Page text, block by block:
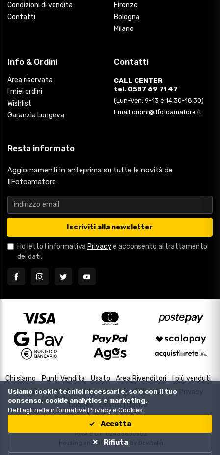
Condizioni di vendita
Contatti
Firenze
Bologna
Milano
Info & Ordini
Area riservata
I miei ordini
Wishlist
Garanzia Longeva
Contatti
CALL CENTER
tel. 0587 69 71 47
(Lun-Ven: 9-13 e 14.30-18.30)
Email ordini@ilfotoamatore.it
Resta informato
Aggiornamenti in anteprima su tutte le novità de
IlFotoamatore
Iscriviti alla newsletter
Ho letto l'informativa Privacye acconsento al trattamento
dei dati.
Chi siamo Punti Vendita Usato Area Rivenditori
I più venduti
Condizioni di vendita
Glossario Contatti Mappa
Privacy
Cookies
Gestisci Cookie
Copyright © 2000-2026
P.IVA e C.F. 02433630502
Housing and Web Design by DevItalia
Usiamo cookie tecnici necessari e, solo con il tuo
consenso, cookie analytics e marketing.
Dettagli nelle informative Privacye Cookies.
Accetta
Rifiuta